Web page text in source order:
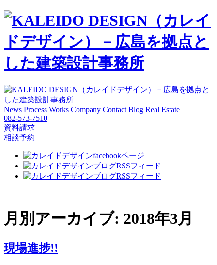
News Process Works Company Contact Blog Real Estate
082-573-7510
資料請求
相談予約
月別アーカイブ: 2018年3月
現場進捗!!